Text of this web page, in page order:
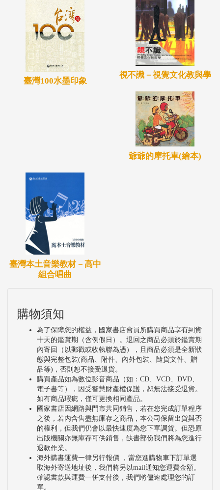
臺灣100水墨印象
視不識－視覺文化教與學
爺爺的摩托車(繪本)
臺灣本土音樂教材－高中
組合唱曲
購物須知
為了保障您的權益，國家書店會員所購買商品享有到貨
十天的鑑賞期（含例假日）。退回之商品必須於鑑賞期
內寄回（以郵戳或收執聯為憑），且商品必須是全新狀
態與完整包裝(商品、附件、內外包裝、隨貨文件、贈
品等)，否則恕不接受退貨。
購買產品如為數位影音商品（如：CD、VCD、DVD、
電子書等），因受智慧財產權保護，恕無法接受退貨。
如有商品瑕疵，僅可更換相同產品。
國家書店因網路與門市共同銷售，若在您完成訂單程序
之後，若內含售盡無庫存之商品，本公司保留出貨與否
的權利，但我們仍會以最快速度為您下單調貨。但恐原
出版機關亦無庫存可供銷售，缺書部份我們將為您進行
退款作業。
海外購書運費一律另行報價 ，當您進購物車下訂單選
取海外寄送地址後，我們將另以mail通知您運費金額。
確認書款與運費一併支付後，我們將儘速處理您的訂
單。